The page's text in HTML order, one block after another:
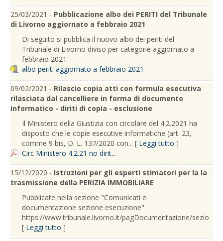
25/03/2021 - Pubblicazione albo dei PERITI del Tribunale
di Livorno aggiornato a febbraio 2021
Di seguito si pubblica il nuovo albo dei periti del
Tribunale di Livorno diviso per categorie aggiornato a
febbraio 2021
albo periti aggiornato a febbraio 2021
09/02/2021 - Rilascio copia atti con formula esecutiva
rilasciata dal cancelliere in forma di documento
informatico - diriti di copia - esclusione
Il Ministero della Giustizia con circolare del 4.2.2021 ha
disposto che le copie esecutive informatiche (art. 23,
comme 9 bis, D. L. 137/2020 con... [ Leggi tutto ]
Circ Ministero 4.2.21 no dirit...
15/12/2020 - Istruzioni per gli esperti stimatori per la la
trasmissione della PERIZIA IMMOBILIARE
Pubblicate nella sezione "Comunicati e
documentazione sezione esecuzione"
https://www.tribunale.livorno.it/pagDocumentazione/
[ Leggi tutto ]